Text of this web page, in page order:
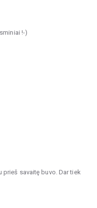
!-)
prieš savaitę buvo. Dar tiek